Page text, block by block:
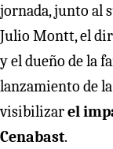
jornada, junto al
Julio Montt, el
y el dueño de la
lanzamiento de
visibilizarel
Cenabast.